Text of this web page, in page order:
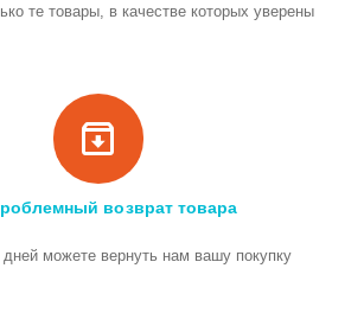
те товары, в качестве которых уверены
возврат товара
можете вернуть нам вашу покупку